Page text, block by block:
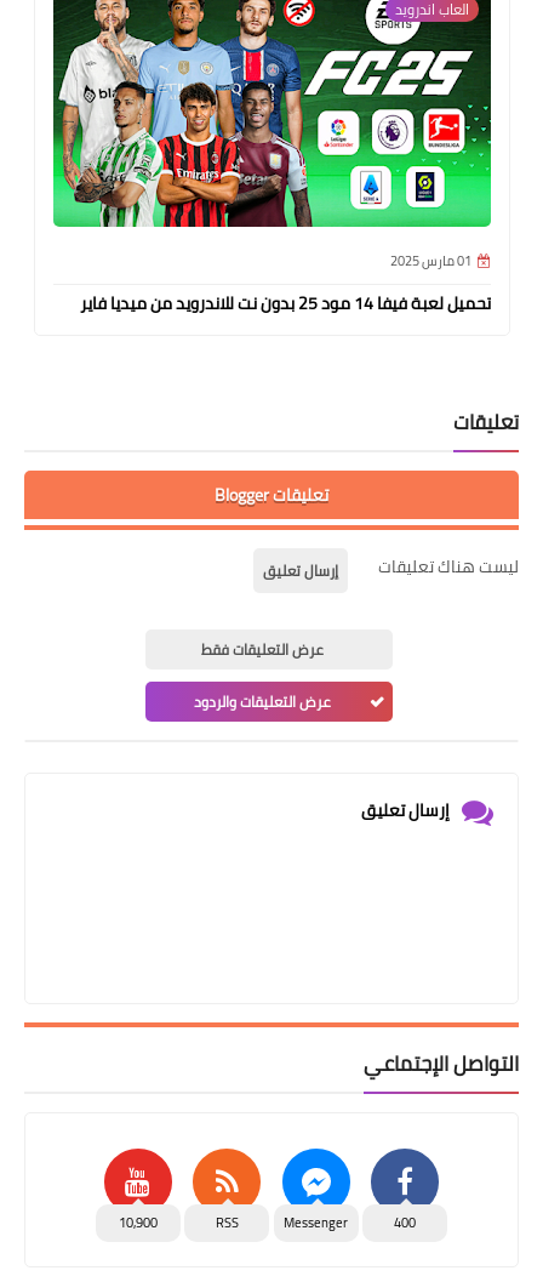
العاب اندرويد
01 مارس 2025
تحميل لعبة فيفا 14 مود 25 بدون نت للاندرويد من ميديا فاير
تعليقات
تعليقات Blogger
ليست هناك تعليقات إرسال تعليق
عرض التعليقات فقط
عرض التعليقات والردود
إرسال تعليق
التواصل الإجتماعي
400
Messenger
RSS
10,900